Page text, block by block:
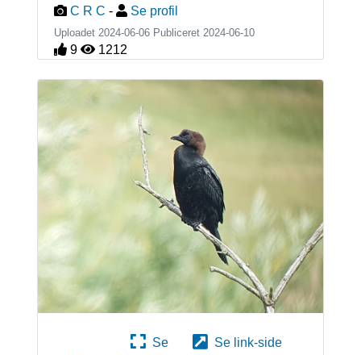
C R C - Se profil
Uploadet 2024-06-06 Publiceret 2024-06-10
9 1212
Se
Se link-side